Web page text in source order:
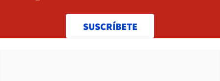
SUSCRÍBETE